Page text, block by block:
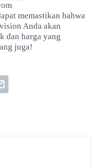
memastikan bahwa
Anda akan
dan harga yang
juga!